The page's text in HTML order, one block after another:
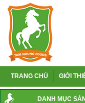
TRANG CHỦ GIỚI
DANH MỤC